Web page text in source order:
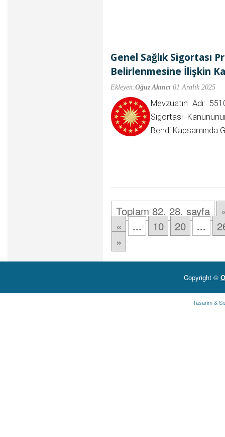
Genel Sağlık Sigortası
Belirlenmesine İlişkin
Ekleyen:Oğuz Akıncı 01 Aralık 2025
Mevzuatın Adı:
Sigortası
Bendi Kapsamında
Toplam 82, 28. sayfa
«
... 10 20 ...
»
Copyright ©
Tasarim &